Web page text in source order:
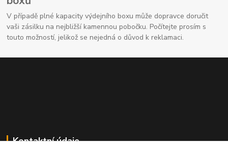
V případě plné kapacity výdejního boxu může dopravce doručit
vaši zásilku na nejbližší kamennou pobočku. Počítejte prosím s
touto možností, jelikož se nejedná o důvod k reklamaci.
Kontaktní údaje